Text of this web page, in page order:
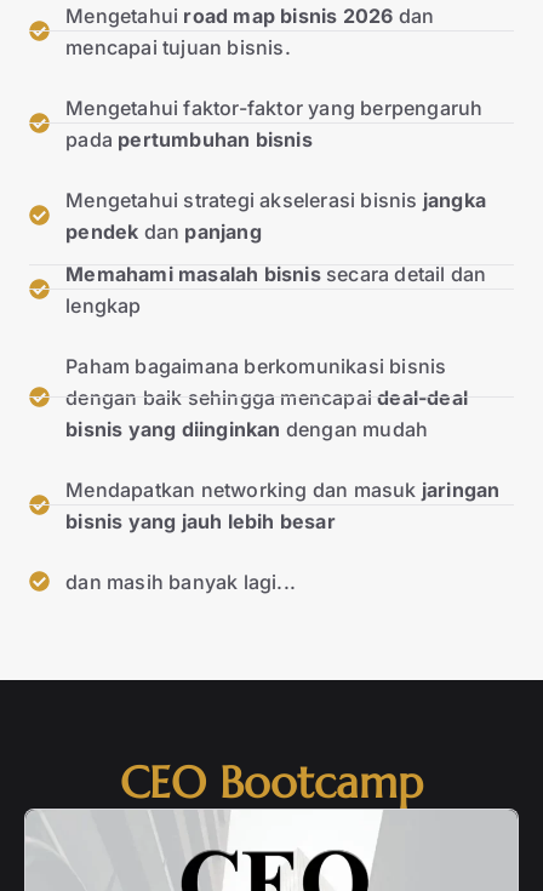
Mengetahui road map bisnis 2026 dan
mencapai tujuan bisnis.
Mengetahui faktor-faktor yang berpengaruh
pada pertumbuhan bisnis
Mengetahui strategi akselerasi bisnis jangka
pendek dan panjang
Memahami masalah bisnissecara detail dan
lengkap
Paham bagaimana berkomunikasi bisnis
dengan baik sehingga mencapaideal-deal
bisnis yang diinginkan dengan mudah
Mendapatkan networking dan masuk jaringan
bisnis yang jauh lebih besar
dan masih banyak lagi...
CEO Bootcamp